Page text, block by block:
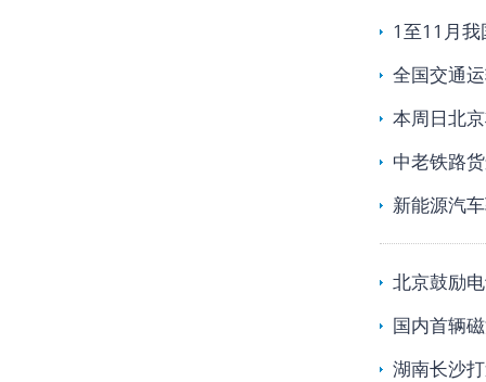
1至11月
全国交通
本周日北
中老铁路
新能源汽
北京鼓励
国内首辆
湖南长沙